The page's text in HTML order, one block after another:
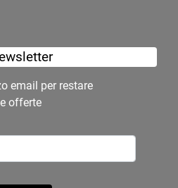
email per restare
offerte